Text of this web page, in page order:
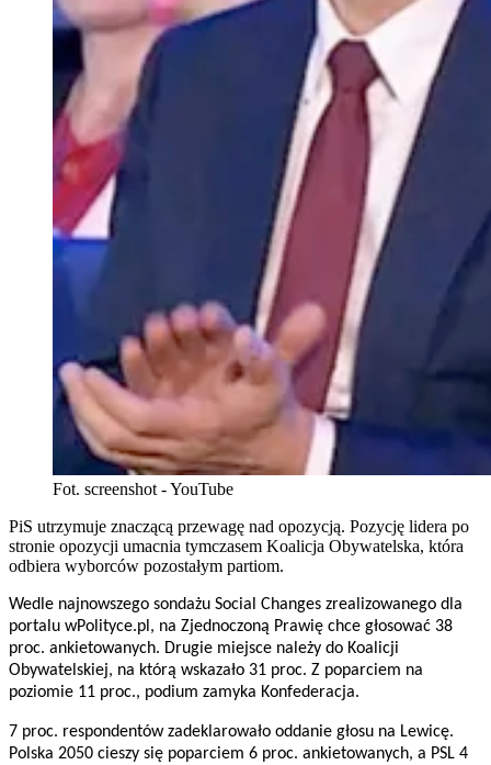
Fot. screenshot - YouTube
PiS utrzymuje znaczącą przewagę nad opozycją. Pozycję lidera po
stronie opozycji umacnia tymczasem Koalicja Obywatelska, która
odbiera wyborców pozostałym partiom.
Wedle najnowszego sondażu Social Changes zrealizowanego dla
portalu wPolityce.pl, na Zjednoczoną Prawię chce głosować 38
proc. ankietowanych. Drugie miejsce należy do Koalicji
Obywatelskiej, na którą wskazało 31 proc. Z poparciem na
poziomie 11 proc., podium zamyka Konfederacja.
7 proc. respondentów zadeklarowało oddanie głosu na Lewicę.
Polska 2050 cieszy się poparciem 6 proc. ankietowanych, a PSL 4